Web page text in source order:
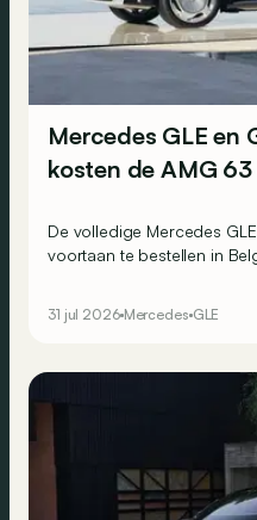
Mercedes GLE en
kosten de AMG
De volledige Mercedes
voortaan te bestellen in
31 jul 2026 Mercedes GLE